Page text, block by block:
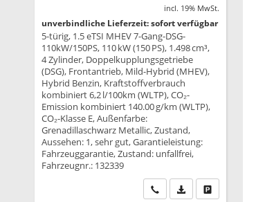
incl. 19% MwSt.
unverbindliche Lieferzeit: sofort verfügbar
5-türig, 1.5 eTSI MHEV 7-Gang-DSG-
110kW/150PS, 110 kW (150 PS), 1.498 cm³,
4 Zylinder, Doppelkupplungsgetriebe
(DSG), Frontantrieb, Mild-Hybrid (MHEV),
Hybrid Benzin, Kraftstoffverbrauch
kombiniert 6,2 l/100km (WLTP), CO₂-
Emission kombiniert 140.00 g/km (WLTP),
CO₂-Klasse E, Außenfarbe:
Grenadillaschwarz Metallic, Zustand,
Aussehen: 1, sehr gut, Garantieleistung:
Fahrzeuggarantie, Zustand: unfallfrei,
Fahrzeugnr.: 132339
Wir rufen Sie an
PDF-Datei,Drucken,